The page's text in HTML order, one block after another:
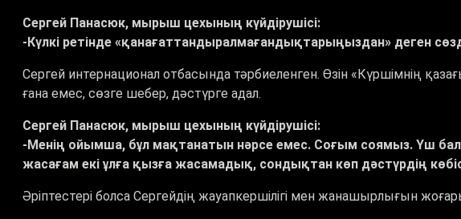
Сергей Панасюк, мырыш цехының күйдірушісі:
-Күлкі ретінде «қанағаттандыралмағандықтарыңыздан» деген
Сергей интернационал отбасында тәрбиеленген. Өзін «Күршімнің
ғана емес, сөзге шебер, дәстүрге адал.
Сергей Панасюк, мырыш цехының күйдірушісі:
-Менің ойымша, бұл мақтанатын нәрсе емес. Соғым соямыз. Үш
жасағам екі ұлға қызға жасамадық, сондықтан көп дәстүрдің
Әріптестері болса Сергейдің жауапкершілігі мен жанашырлығын